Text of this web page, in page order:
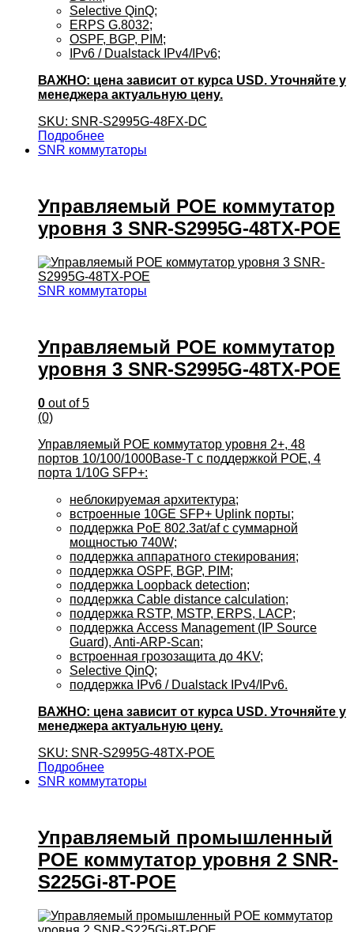
Selective QinQ;
ERPS G.8032;
OSPF, BGP, PIM;
IPv6 / Dualstack IPv4/IPv6;
ВАЖНО: цена зависит от курса USD. Уточняйте у
менеджера актуальную цену.
SKU: SNR-S2995G-48FX-DC
Подробнее
SNR коммутаторы
Управляемый POE коммутатор
уровня 3 SNR-S2995G-48TX-POE
SNR коммутаторы
Управляемый POE коммутатор
уровня 3 SNR-S2995G-48TX-POE
0 out of 5
(0)
Управляемый POE коммутатор уровня 2+, 48
портов 10/100/1000Base-T с поддержкой POE, 4
порта 1/10G SFP+:
неблокируемая архитектура;
встроенные 10GE SFP+ Uplink порты;
поддержка PoE 802.3at/af с суммарной
мощностью 740W;
поддержка аппаратного стекирования;
поддержка OSPF, BGP, PIM;
поддержка Loopback detection;
поддержка Cable distance calculation;
поддержка RSTP, MSTP, ERPS, LACP;
поддержка Access Management (IP Source
Guard), Anti-ARP-Scan;
встроенная грозозащита до 4KV;
Selective QinQ;
поддержка IPv6 / Dualstack IPv4/IPv6.
ВАЖНО: цена зависит от курса USD. Уточняйте у
менеджера актуальную цену.
SKU: SNR-S2995G-48TX-POE
Подробнее
SNR коммутаторы
Управляемый промышленный
POE коммутатор уровня 2 SNR-
S225Gi-8T-POE